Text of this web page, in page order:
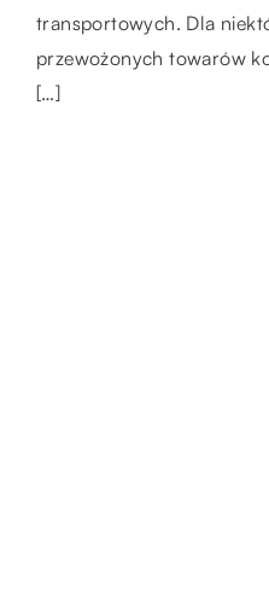
wykorzystanie gzymsów
są gzymsy? […]
mechanicznym. Decyduje
w trakcie jazdy oraz […]
transportowych. Dla
przewożonych towarów
[…]